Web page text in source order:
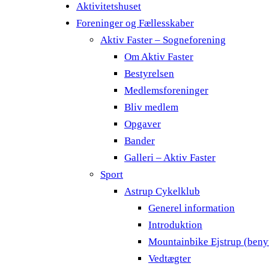
Aktivitetshuset
Foreninger og Fællesskaber
Aktiv Faster – Sogneforening
Om Aktiv Faster
Bestyrelsen
Medlemsforeninger
Bliv medlem
Opgaver
Bander
Galleri – Aktiv Faster
Sport
Astrup Cykelklub
Generel information
Introduktion
Mountainbike Ejstrup
Vedtægter